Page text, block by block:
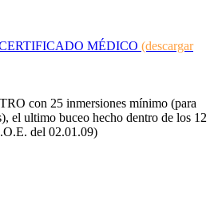
MÉDICO (descargar
con 25 inmersiones mínimo (para
el ultimo buceo hecho dentro de los 12
del 02.01.09)